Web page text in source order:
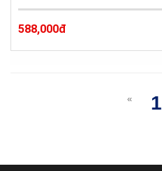
588,000đ
«
1